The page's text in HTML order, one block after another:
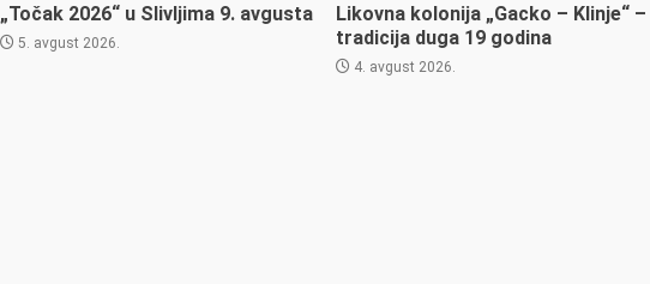
„Točak 2026“ u Slivljima 9. avgusta
5. avgust 2026.
Likovna kolonija „Gacko – Klinje“ –
tradicija duga 19 godina
4. avgust 2026.